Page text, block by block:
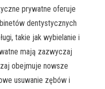
prywatne oferuje
dentystycznych
takie jak wybielanie i
mają zazwyczaj
obejmuje nowsze
usuwanie zębów i